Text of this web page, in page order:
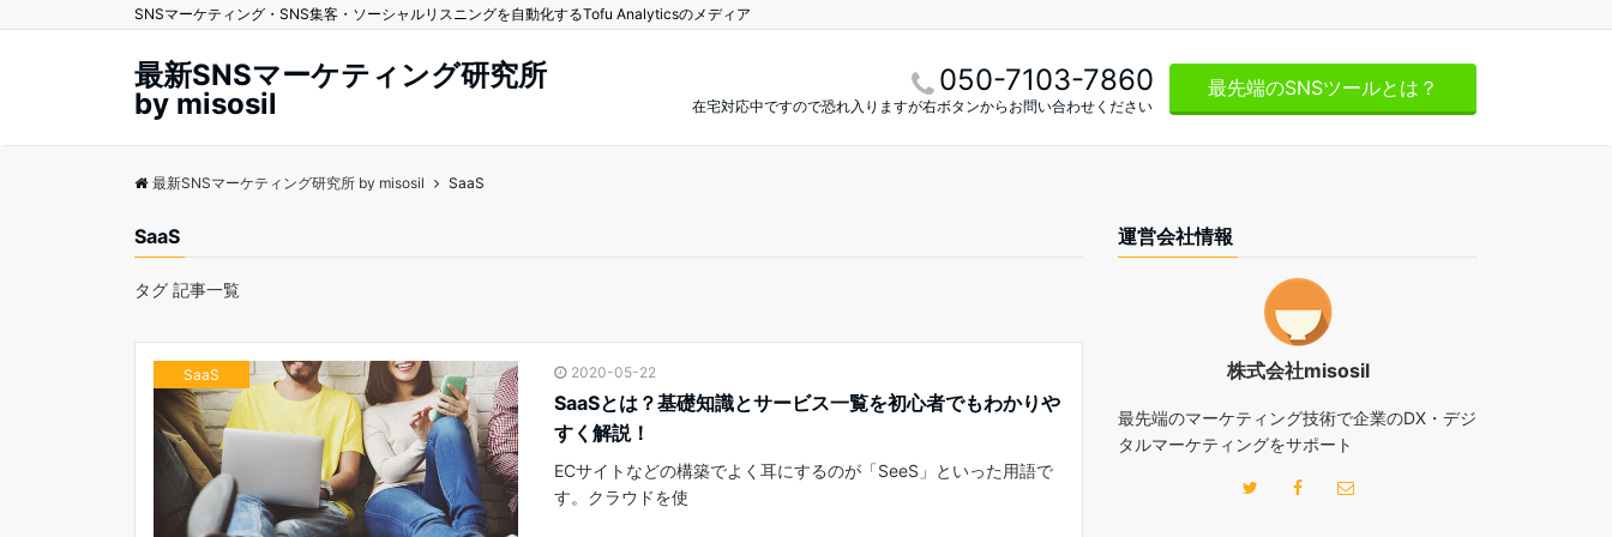
SNSマーケティング・SNS集客・ソーシャルリスニングを自動化するTofu Analyticsのメディア
最新SNSマーケティング研究所
by misosil
050-7103-7860
在宅対応中ですので恐れ入りますが右ボタンからお問い合わせください
最先端のSNSツールとは？
最新SNSマーケティング研究所 by misosil SaaS
SaaS
タグ 記事一覧
SaaS 2020-05-22
SaaSとは？基礎知識とサービス一覧を初心者でもわかりや
すく解説！
ECサイトなどの構築でよく耳にするのが「SeeS」といった用語で
す。クラウドを使
運営会社情報
株式会社misosil
最先端のマーケティング技術で企業のDX・デジ
タルマーケティングをサポート